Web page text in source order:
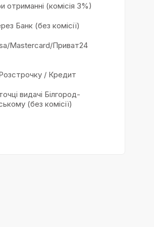
отриманні (комісія 3%)
Банк (без комісії)
Mastercard/Приват24
/ Кредит
видачі Білгород-
(без комісії)